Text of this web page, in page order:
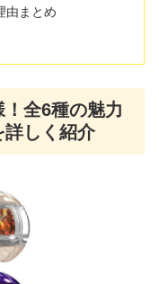
由まとめ
全6種の魅力
詳しく紹介